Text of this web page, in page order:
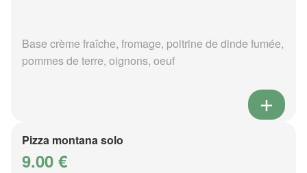
Base crème fraîche, fromage, poitrine de dinde fumée,
pommes de terre, oignons, oeuf
Pizza montana solo
9.00 €